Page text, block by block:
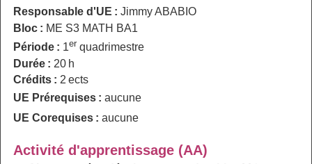
Responsable d'UE : Jimmy ABABIO
Bloc : ME S3 MATH BA1
Période : 1er quadrimestre
Durée : 20 h
Crédits : 2 ects
UE Prérequises : aucune
UE Corequises : aucune
Activité d'apprentissage (AA)